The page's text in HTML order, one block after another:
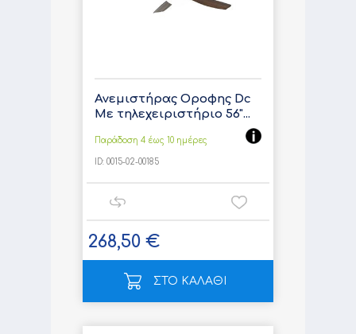
Ανεμιστήρας Οροφης Dc
Με τηλεχειριστήριο 56"...
Παράδοση 4 έως 10 ημέρες
ID: 0015-02-00185
268,50 €
ΣΤΟ ΚΑΛΑΘΙ